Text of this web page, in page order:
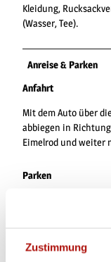
Zustimmung
Kleidung,
(Wasser, Tee).
Anreise & Parken
Anfahrt
Mit dem Auto über
abbiegen in
Eimelrod und weiter
Parken
Kostenlose
Hemmighausen,
Öffentliche